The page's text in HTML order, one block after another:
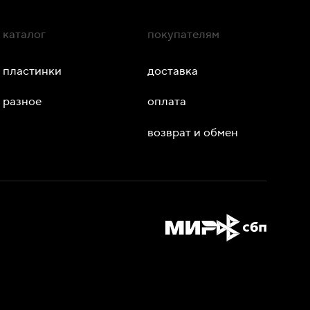
каталог
пластинки
разное
покупателям
доставка
оплата
возврат и обмен